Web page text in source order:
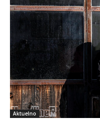
Aktuelno